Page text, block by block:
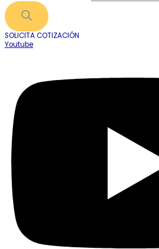
SOLICITA COTIZACIÓN
Youtube